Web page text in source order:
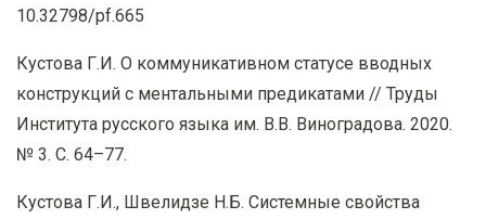
10.32798/pf.665
Кустова Г.И. О коммуникативном статусе вводных
конструкций с ментальными предикатами // Труды
Института русского языка им. В.В. Виноградова. 2020.
№ 3. C. 64–77.
Кустова Г.И., Швелидзе Н.Б. Системные свойства